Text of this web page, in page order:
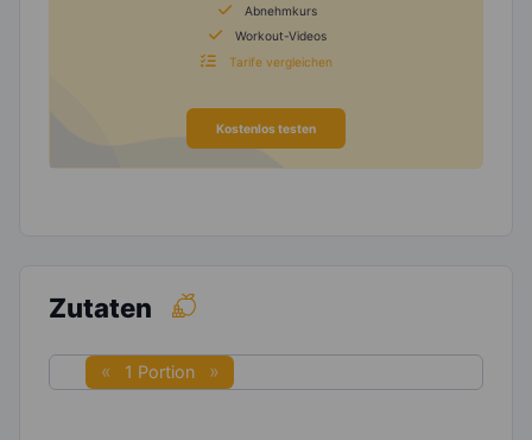
Abnehmkurs
Workout-Videos
Tarife vergleichen
Kostenlos testen
Zutaten
1 Portion